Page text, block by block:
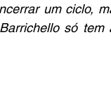
um ciclo,
só tem